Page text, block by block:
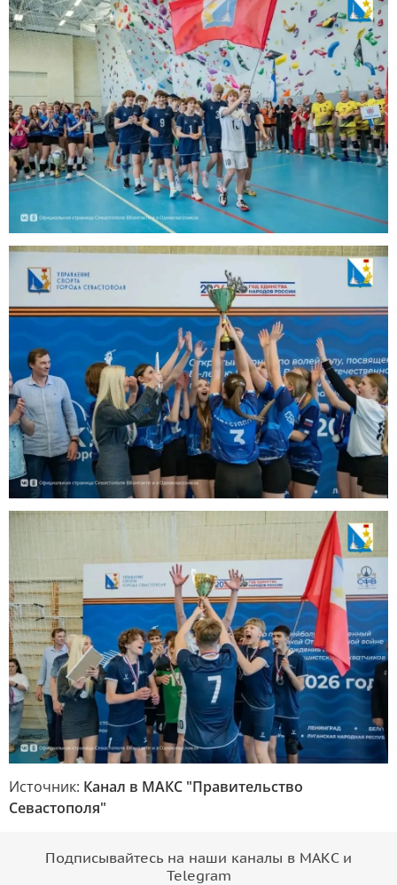
Источник: Канал в МАКС "Правительство
Севастополя"
Подписывайтесь на наши каналы в МАКС и
Telegram